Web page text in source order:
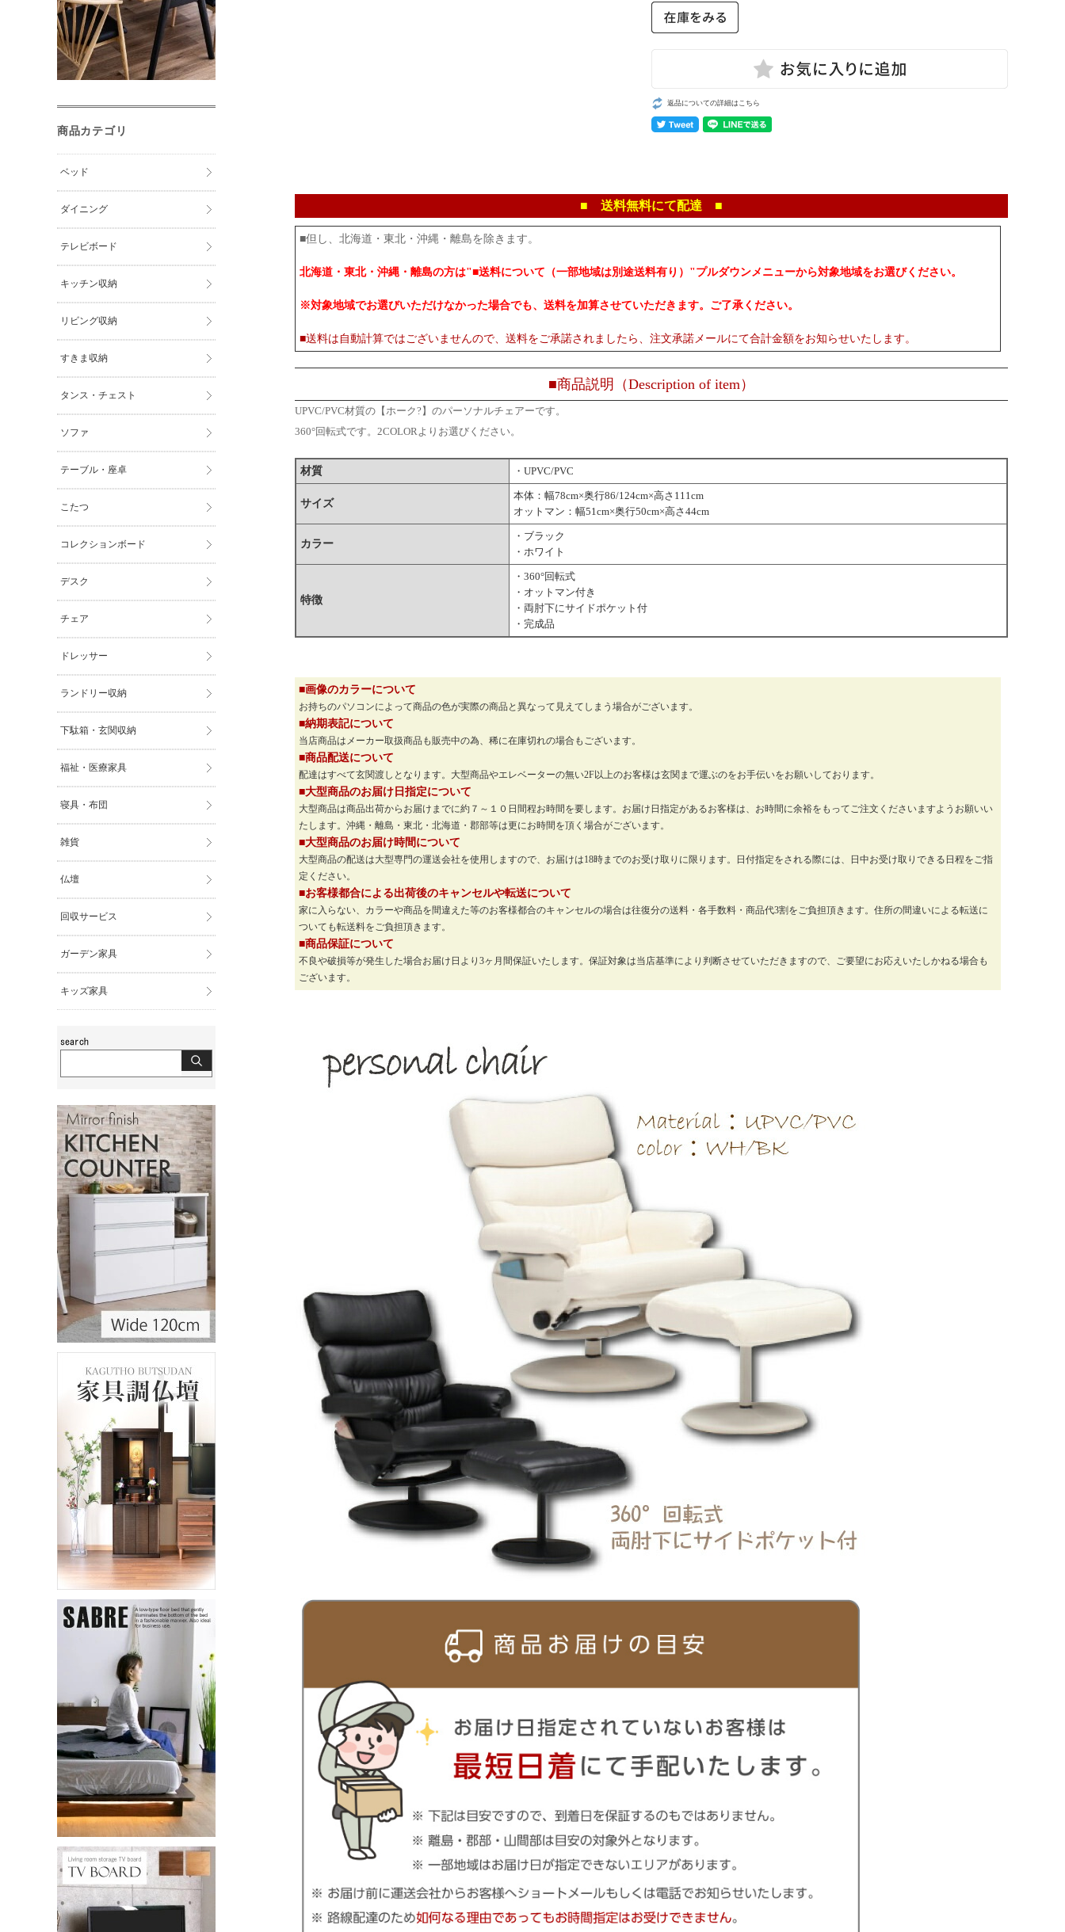
返品についての詳細はこちら
■ 送料無料にて配達 ■
■但し、北海道・東北・沖縄・離島を除きます。
北海道・東北・沖縄・離島の方は"■送料について（一部地域は別途送料有り）"プルダウンメニューから対象地域をお選びください。
※対象地域でお選びいただけなかった場合でも、送料を加算させていただきます。ご了承ください。
■送料は自動計算ではございませんので、送料をご承諾されましたら、注文承諾メールにて合計金額をお知らせいたします。
■商品説明（Description of item）
UPVC/PVC材質の【ホーク?】のパーソナルチェアーです。
360°回転式です。2COLORよりお選びください。
材質 ・UPVC/PVC
サイズ
本体：幅78cm×奥行86/124cm×高さ111cm
オットマン：幅51cm×奥行50cm×高さ44cm
カラー
・ブラック
・ホワイト
特徴
・360°回転式
・オットマン付き
・両肘下にサイドポケット付
・完成品
■画像のカラーについて
お持ちのパソコンによって商品の色が実際の商品と異なって見えてしまう場合がございます。
■納期表記について
当店商品はメーカー取扱商品も販売中の為、稀に在庫切れの場合もございます。
■商品配送について
配達はすべて玄関渡しとなります。大型商品やエレベーターの無い2F以上のお客様は玄関まで運ぶのをお手伝いをお願いしております。
■大型商品のお届け日指定について
大型商品は商品出荷からお届けまでに約７～１０日間程お時間を要します。お届け日指定があるお客様は、お時間に余裕をもってご注文くださいますようお願いい
たします。沖縄・離島・東北・北海道・郡部等は更にお時間を頂く場合がございます。
■大型商品のお届け時間について
大型商品の配送は大型専門の運送会社を使用しますので、お届けは18時までのお受け取りに限ります。日付指定をされる際には、日中お受け取りできる日程をご指
定ください。
■お客様都合による出荷後のキャンセルや転送について
家に入らない、カラーや商品を間違えた等のお客様都合のキャンセルの場合は往復分の送料・各手数料・商品代3割をご負担頂きます。住所の間違いによる転送に
ついても転送料をご負担頂きます。
■商品保証について
不良や破損等が発生した場合お届け日より3ヶ月間保証いたします。保証対象は当店基準により判断させていただきますので、ご要望にお応えいたしかねる場合も
ございます。
商品カテゴリ
ベッド
ダイニング
テレビボード
キッチン収納
リビング収納
すきま収納
タンス・チェスト
ソファ
テーブル・座卓
こたつ
コレクションボード
デスク
チェア
ドレッサー
ランドリー収納
下駄箱・玄関収納
福祉・医療家具
寝具・布団
雑貨
仏壇
回収サービス
ガーデン家具
キッズ家具